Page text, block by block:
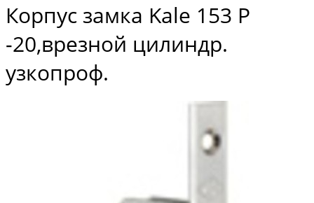
Корпус замка Kale 153 Р
-20,врезной цилиндр.
узкопроф.